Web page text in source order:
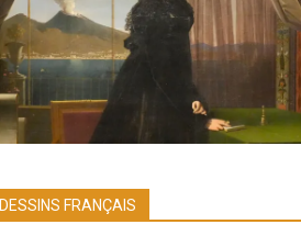
DESSINS FRANÇAIS